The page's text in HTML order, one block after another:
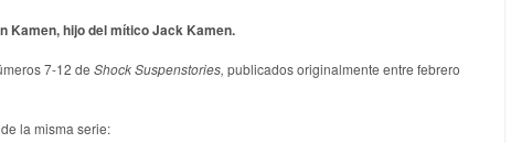
Kamen, hijo del mítico Jack Kamen.
7-12 de Shock Suspenstories, publicados originalmente entre febrero
la misma serie: